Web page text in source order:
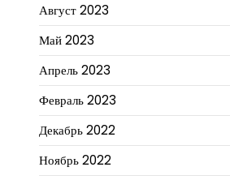
Август 2023
Май 2023
Апрель 2023
Февраль 2023
Декабрь 2022
Ноябрь 2022